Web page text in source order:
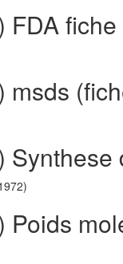
FDA fiche
msds
Synthese
Poids